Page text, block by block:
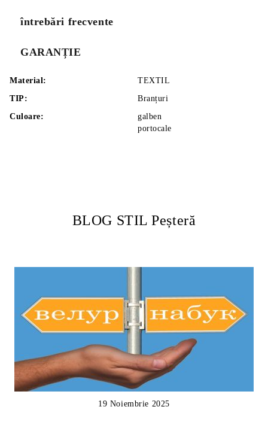
întrebări frecvente
GARANȚIE
Material:
TEXTIL
TIP:
Branțuri
Culoare:
galben
portocale
BLOG STIL Peșteră
19 Noiembrie 2025